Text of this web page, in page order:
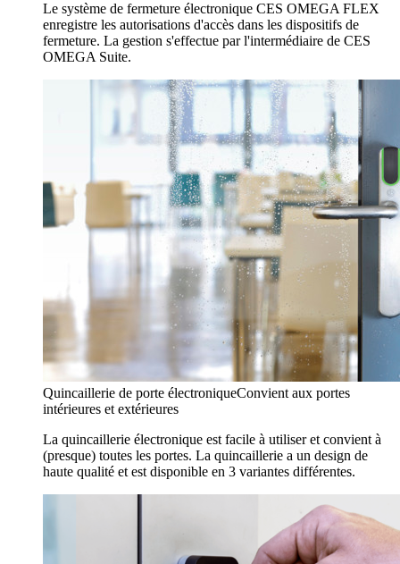
Le système de fermeture électronique CES OMEGA FLEX
enregistre les autorisations d'accès dans les dispositifs de
fermeture. La gestion s'effectue par l'intermédiaire de CES
OMEGA Suite.
Quincaillerie de porte électroniqueConvient aux portes
intérieures et extérieures
La quincaillerie électronique est facile à utiliser et convient à
(presque) toutes les portes. La quincaillerie a un design de
haute qualité et est disponible en 3 variantes différentes.